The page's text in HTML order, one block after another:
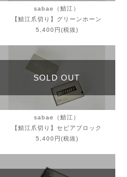
sabae（鯖江）
【鯖江爪切り】グリーンホーン
5,400円(税抜)
SOLD OUT
sabae（鯖江）
【鯖江爪切り】セピアブロック
5,400円(税抜)